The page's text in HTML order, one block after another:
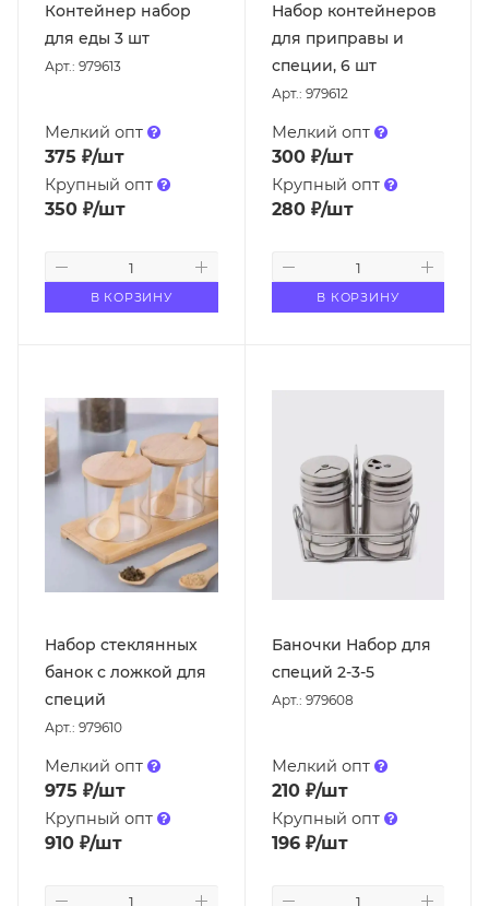
Контейнер набор
для еды 3 шт
Арт.: 979613
Мелкий опт
375 ₽/шт
Крупный опт
350 ₽/шт
В КОРЗИНУ
Набор контейнеров
для приправы и
специи, 6 шт
Арт.: 979612
Мелкий опт
300₽/шт
Крупный опт
280₽/шт
В КОРЗИНУ
Набор стеклянных
банок с ложкой для
специй
Арт.: 979610
Мелкий опт
975 ₽/шт
Крупный опт
910 ₽/шт
Баночки Набор для
специй 2-3-5
Арт.: 979608
Мелкий опт
210₽/шт
Крупный опт
196₽/шт